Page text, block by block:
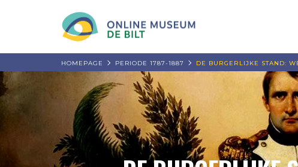
HOMEPAGE PERIODE 1787-1887 DE BURGERLIJKE STAND: